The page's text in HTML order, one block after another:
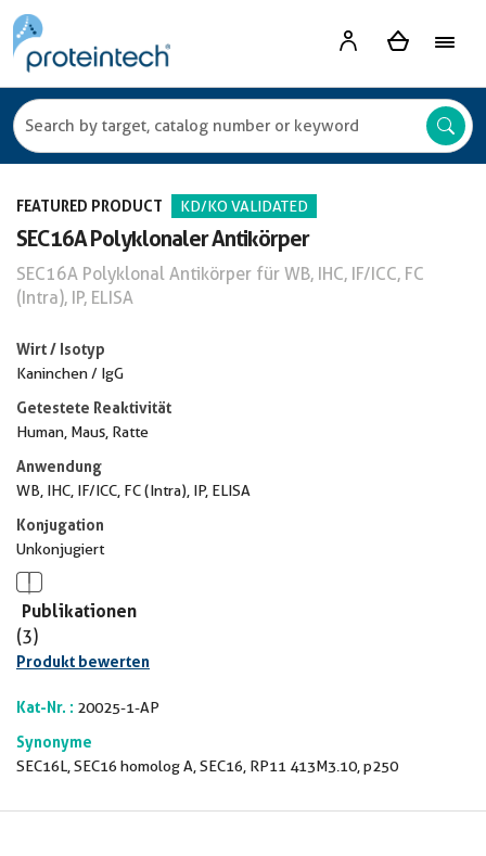
FEATURED PRODUCT KD/KO VALIDATED
SEC16A Polyklonaler Antikörper
SEC16A Polyklonal Antikörper für WB, IHC, IF/ICC, FC
(Intra), IP, ELISA
Wirt / Isotyp
Kaninchen / IgG
Getestete Reaktivität
Human, Maus, Ratte
Anwendung
WB, IHC, IF/ICC, FC (Intra), IP, ELISA
Konjugation
Unkonjugiert
Publikationen
(3)
Produkt bewerten
Kat-Nr. : 20025-1-AP
Synonyme
SEC16L, SEC16 homolog A, SEC16, RP11 413M3.10, p250